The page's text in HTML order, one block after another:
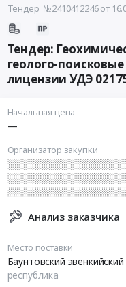
Тендер №2410412246от
Тендер:
геолого-
лицензии УДЭ
Начальная цена
—
Организатор закупки
Анализ заказчика
Место поставки
Баунтовский
республика